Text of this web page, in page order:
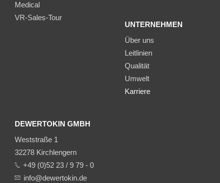
Medical
VR-Sales-Tour
UNTERNEHMEN
Über uns
Leitlinien
Qualität
Umwelt
Karriere
DEWERTOKIN GMBH
Weststraße 1
32278 Kirchlengern
+49 (0)52 23 / 9 79 - 0
info@dewertokin.de